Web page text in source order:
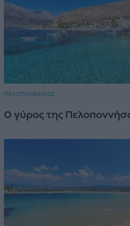
ΠΕΛΟΠΟΝΝΗΣΟΣ
Ο γύρος της